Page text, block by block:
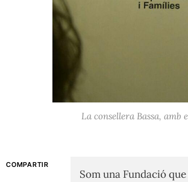
La consellera Bassa, amb
COMPARTIR
Som una Fundació